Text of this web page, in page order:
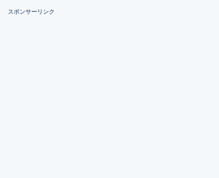
スポンサーリンク